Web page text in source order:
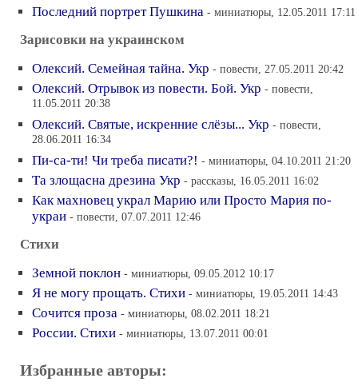
Последний портрет Пушкина - миниатюры, 12.05.2011 17:11
Зарисовки на украинском
Олексий. Семейная тайна. Укр - повести, 27.05.2011 20:42
Олексий. Отрывок из повести. Бой. Укр - повести,
11.05.2011 20:38
Олексий. Святые, искренние слёзы... Укр - повести,
28.06.2011 16:34
Пи-са-ти! Чи треба писати?! - миниатюры, 04.10.2011 21:20
Та злощасна дрезина Укр - рассказы, 16.05.2011 16:02
Как махновец украл Марию или Просто Мария по-
украи - повести, 07.07.2011 12:46
Стихи
Земной поклон - миниатюры, 09.05.2012 10:17
Я не могу прощать. Стихи - миниатюры, 19.05.2011 14:43
Сочится проза - миниатюры, 08.02.2011 18:21
России. Стихи - миниатюры, 13.07.2011 00:01
Избранные авторы: